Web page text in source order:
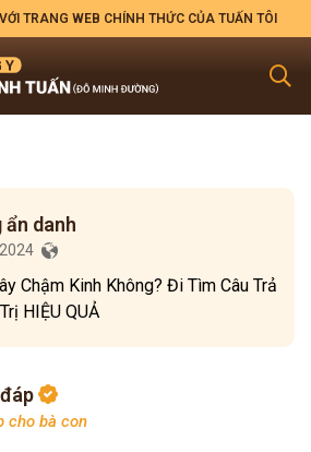
TRANG WEB CHÍNH THỨC CỦA TUẤN TÔI
ẩn danh
Chậm Kinh Không? Đi Tìm Câu Trả
HIỆU QUẢ
cho bà con